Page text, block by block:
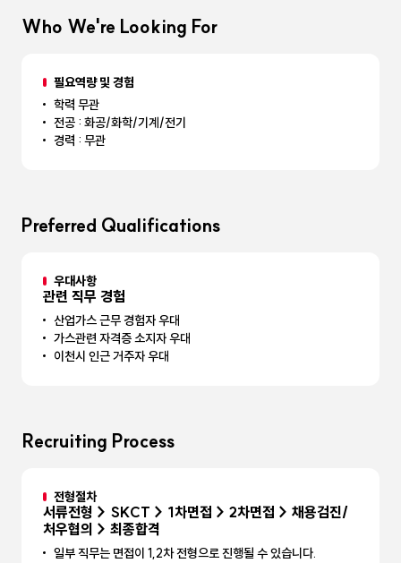
Who We're Looking For
필요역량 및 경험
학력 무관
전공 : 화공/화학/기계/전기
경력 : 무관
Preferred Qualifications
우대사항
관련 직무 경험
산업가스 근무 경험자 우대
가스관련 자격증 소지자 우대
이천시 인근 거주자 우대
Recruiting Process
전형절차
서류전형 > SKCT > 1차면접 > 2차면접 > 채용검진/
처우협의 > 최종합격
일부 직무는 면접이 1,2차 전형으로 진행될 수 있습니다.